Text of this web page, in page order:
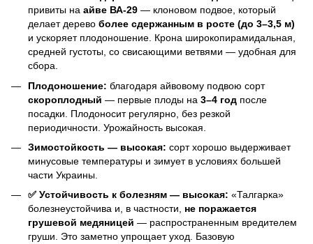
привиты на айве ВА-29 — клоновом подвое, который
делает дерево более сдержанным в росте (до 3–3,5 м)
и ускоряет плодоношение. Крона широкопирамидальная,
средней густоты, со свисающими ветвями — удобная для
сбора.
Плодоношение: благодаря айвовому подвою сорт
скороплодный — первые плоды на 3–4 год после
посадки. Плодоносит регулярно, без резкой
периодичности. Урожайность высокая.
Зимостойкость — высокая: сорт хорошо выдерживает
минусовые температуры и зимует в условиях большей
части Украины.
✅ Устойчивость к болезням — высокая: «Талгарка»
болезнеустойчива и, в частности, не поражается
грушевой медяницей — распространенным вредителем
груши. Это заметно упрощает уход. Базовую